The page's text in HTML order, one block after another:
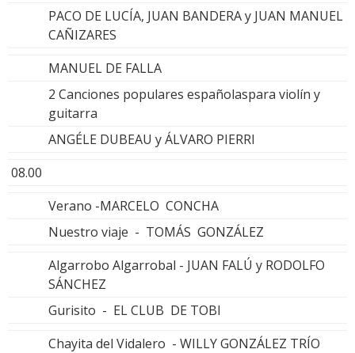
PACO DE LUCÍA, JUAN BANDERA y JUAN MANUEL
CAÑIZARES
MANUEL DE FALLA
2 Canciones populares españolaspara violín y
guitarra
ANGÉLE DUBEAU y ÁLVARO PIERRI
08.00
Verano -MARCELO CONCHA
Nuestro viaje - TOMÁS GONZÁLEZ
Algarrobo Algarrobal - JUAN FALÚ y RODOLFO
SÁNCHEZ
Gurisito - EL CLUB DE TOBI
Chayita del Vidalero - WILLY GONZÁLEZ TRÍO